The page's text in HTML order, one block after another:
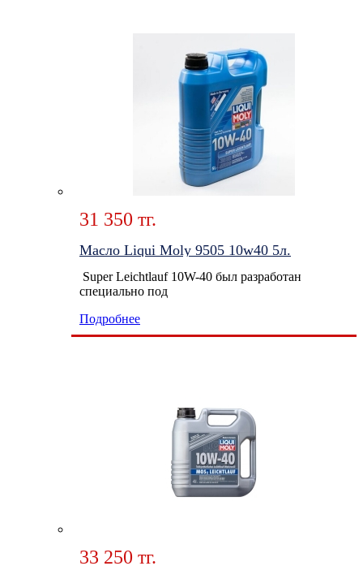
31 350 тг.
Масло Liqui Moly 9505 10w40 5л.
Super Leichtlauf 10W-40 был разработан
специально под
Подробнее
33 250 тг.